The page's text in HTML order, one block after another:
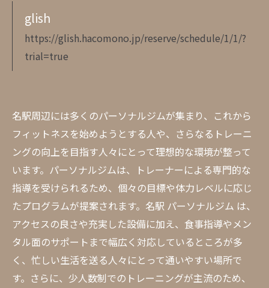
glish
https://glish.hacomono.jp/reserve/schedule/1/1/?
trial=true
名駅周辺には多くのパーソナルジムが集まり、これから
フィットネスを始めようとする人や、さらなるトレーニ
ングの向上を目指す人々にとって理想的な環境が整って
います。パーソナルジムは、トレーナーによる専門的な
指導を受けられるため、個々の目標や体力レベルに応じ
たプログラムが提案されます。名駅 パーソナルジム は、
アクセスの良さや充実した設備に加え、食事指導やメン
タル面のサポートまで幅広く対応しているところが多
く、忙しい生活を送る人々にとって通いやすい場所で
す。さらに、少人数制でのトレーニングが主流のため、